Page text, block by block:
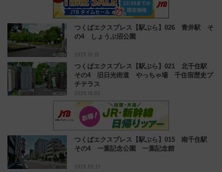
つくばエクスプレス【駅ぶら】026 青井駅 そ
の4 しょうぶ沼公園
2025.10.15
つくばエクスプレス【駅ぶら】021 北千住駅
その4 旧日光街道 やっちゃ場 千住宿歴史プ
チテラス
2025.10.03
つくばエクスプレス【駅ぶら】015 南千住駅
その4 一葉記念公園 一葉記念館
2025.09.21